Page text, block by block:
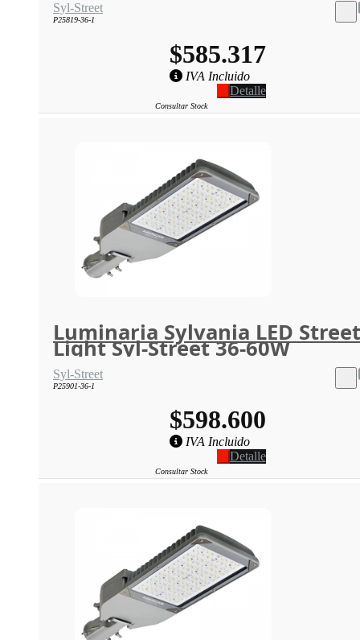
Syl-Street
P25819-36-1
$585.317
IVA Incluido
Detalle
Consultar Stock
Luminaria Sylvania LED Street
Light Syl-Street 36-60W
Syl-Street
P25901-36-1
$598.600
IVA Incluido
Detalle
Consultar Stock